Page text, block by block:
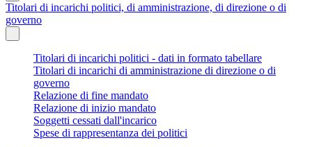
Titolari di incarichi politici, di amministrazione, di direzione o di
governo
Titolari di incarichi politici - dati in formato tabellare
Titolari di incarichi di amministrazione di direzione o di
governo
Relazione di fine mandato
Relazione di inizio mandato
Soggetti cessati dall'incarico
Spese di rappresentanza dei politici